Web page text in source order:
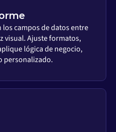
los campos de datos entre
visual. Ajuste formatos,
lógica de negocio,
personalizado.